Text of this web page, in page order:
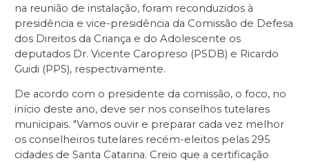
na reunião de instalação, foram reconduzidos à
presidência e vice-presidência da Comissão de Defesa
dos Direitos da Criança e do Adolescente os
deputados Dr. Vicente Caropreso (PSDB) e Ricardo
Guidi (PPS), respectivamente.
De acordo com o presidente da comissão, o foco, no
início deste ano, deve ser nos conselhos tutelares
municipais. "Vamos ouvir e preparar cada vez melhor
os conselheiros tutelares recém-eleitos pelas 295
cidades de Santa Catarina. Creio que a certificação